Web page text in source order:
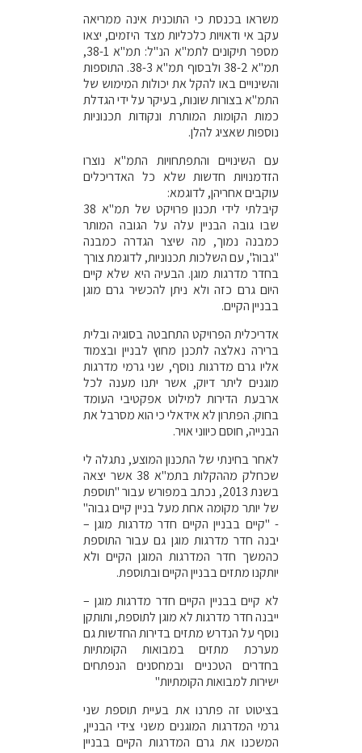
משראו בכנסת כי התוכנית אינה ממריאה
עקב אי ודאויות כלכליות מצד היזמים, יצאו
מספר תיקונים לתמ"א הנ"ל: תמ"א 38-1,
תמ"א 38-2 ולבסוף תמ"א 38-3. התוספות
והשינויים באו להקל את יכולות המימוש של
התמ"א בצורות שונות, בעיקר על ידי הגדלת
כמות הקומות המותרת ונקודות תכנוניות
נוספות שאציג להלן.
עם השינויים והתפתחויות התמ"א נוצרו
הזדמנויות חדשות שלא כל האדריכלים
עוקבים אחריהן, לדוגמא:
קיבלתי לידי תכנון פרויקט של תמ"א 38
שבו גובה הבניין עלה על הגובה המותר
כמבנה נמוך, מה שיצר הגדרה כמבנה
"גבוה", עם השלכות תכנוניות, לדוגמת צורך
בחדר מדרגות מוגן. הבעיה היא שלא קיים
היום גרם כזה ולא ניתן להכשיר גרם מוגן
בבניין הקיים.
אדריכלית הפרויקט התחבטה בסוגיה ובלית
ברירה נאלצה לתכנן מחוץ לבניין ובצמוד
אליו גרם מדרגות נוסף, שני גרמי מדרגות
מוגנים ליתר דיוק, אשר יתנו מענה לכל
ארבעת הדירות למילוט אפקטיבי העומד
בחוק. הפתרון לא אידאלי כי הוא מסרבל את
הבנייה, חוסם כיווני אויר.
לאחר בחינתי של התכנון המוצע, נתגלה לי
שכחלק מההקלות בתמ"א 38 אשר יצאה
בשנת 2013, נכתב במפורש עבור "תוספת
של יותר מקומה אחת מעל בניין קיים גבוה"
- "קיים בבניין הקיים חדר מדרגות מוגן –
יבנה חדר מדרגות מוגן גם עבור התוספת
כהמשך חדר המדרגות המוגן הקיים ולא
יותקנו מתזים בבניין הקיים ובתוספת.
לא קיים בבניין הקיים חדר מדרגות מוגן –
ייבנה חדר מדרגות לא מוגן לתוספת, ותותקן
נוסף על הנדרש מתזים בדירות החדשות גם
מערכת מתזים במבואות הקומתיות
בחדרים הטכניים ובמחסנים הנפתחים
ישירות למבואות הקומתיות"
בציטוט זה פתרנו את בעיית תוספת שני
גרמי המדרגות המוגנים משני צידי הבניין,
המשכנו את גרם המדרגות הקיים בבניין